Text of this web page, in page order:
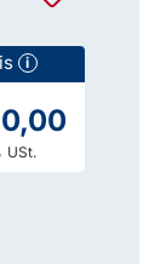
i
USt.